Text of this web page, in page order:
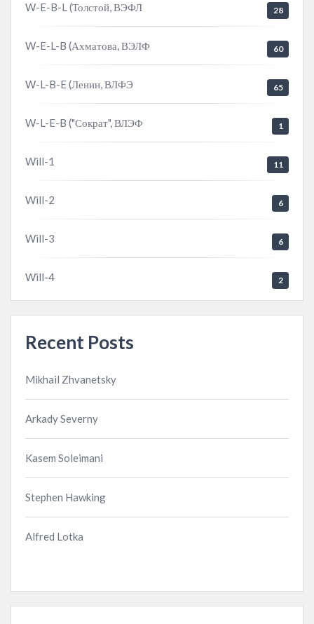
W-E-B-L (Толстой, ВЭФЛ 28
W-E-L-B (Ахматова, ВЭЛФ 60
W-L-B-E (Ленин, ВЛФЭ 65
W-L-E-B ("Сократ", ВЛЭФ 1
Will-1 11
Will-2 6
Will-3 6
Will-4 2
Recent Posts
Mikhail Zhvanetsky
Arkady Severny
Kasem Soleimani
Stephen Hawking
Alfred Lotka